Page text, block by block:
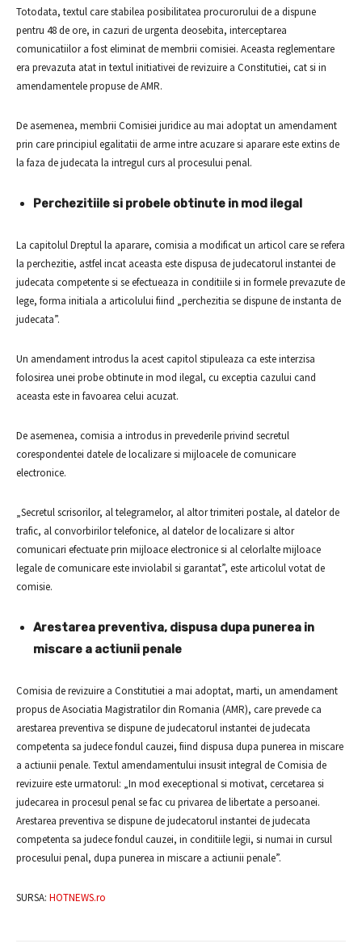
Totodata, textul care stabilea posibilitatea procurorului de a dispune
pentru 48 de ore, in cazuri de urgenta deosebita, interceptarea
comunicatiilor a fost eliminat de membrii comisiei. Aceasta reglementare
era prevazuta atat in textul initiativei de revizuire a Constitutiei, cat si in
amendamentele propuse de AMR.
De asemenea, membrii Comisiei juridice au mai adoptat un amendament
prin care principiul egalitatii de arme intre acuzare si aparare este extins de
la faza de judecata la intregul curs al procesului penal.
Perchezitiile si probele obtinute in mod ilegal
La capitolul Dreptul la aparare, comisia a modificat un articol care se refera
la perchezitie, astfel incat aceasta este dispusa de judecatorul instantei de
judecata competente si se efectueaza in conditiile si in formele prevazute de
lege, forma initiala a articolului fiind „perchezitia se dispune de instanta de
judecata”.
Un amendament introdus la acest capitol stipuleaza ca este interzisa
folosirea unei probe obtinute in mod ilegal, cu exceptia cazului cand
aceasta este in favoarea celui acuzat.
De asemenea, comisia a introdus in prevederile privind secretul
corespondentei datele de localizare si mijloacele de comunicare
electronice.
„Secretul scrisorilor, al telegramelor, al altor trimiteri postale, al datelor de
trafic, al convorbirilor telefonice, al datelor de localizare si altor
comunicari efectuate prin mijloace electronice si al celorlalte mijloace
legale de comunicare este inviolabil si garantat”, este articolul votat de
comisie.
Arestarea preventiva, dispusa dupa punerea in
miscare a actiunii penale
Comisia de revizuire a Constitutiei a mai adoptat, marti, un amendament
propus de Asociatia Magistratilor din Romania (AMR), care prevede ca
arestarea preventiva se dispune de judecatorul instantei de judecata
competenta sa judece fondul cauzei, fiind dispusa dupa punerea in miscare
a actiunii penale. Textul amendamentului insusit integral de Comisia de
revizuire este urmatorul: „In mod execeptional si motivat, cercetarea si
judecarea in procesul penal se fac cu privarea de libertate a persoanei.
Arestarea preventiva se dispune de judecatorul instantei de judecata
competenta sa judece fondul cauzei, in conditiile legii, si numai in cursul
procesului penal, dupa punerea in miscare a actiunii penale”.
SURSA: HOTNEWS.ro